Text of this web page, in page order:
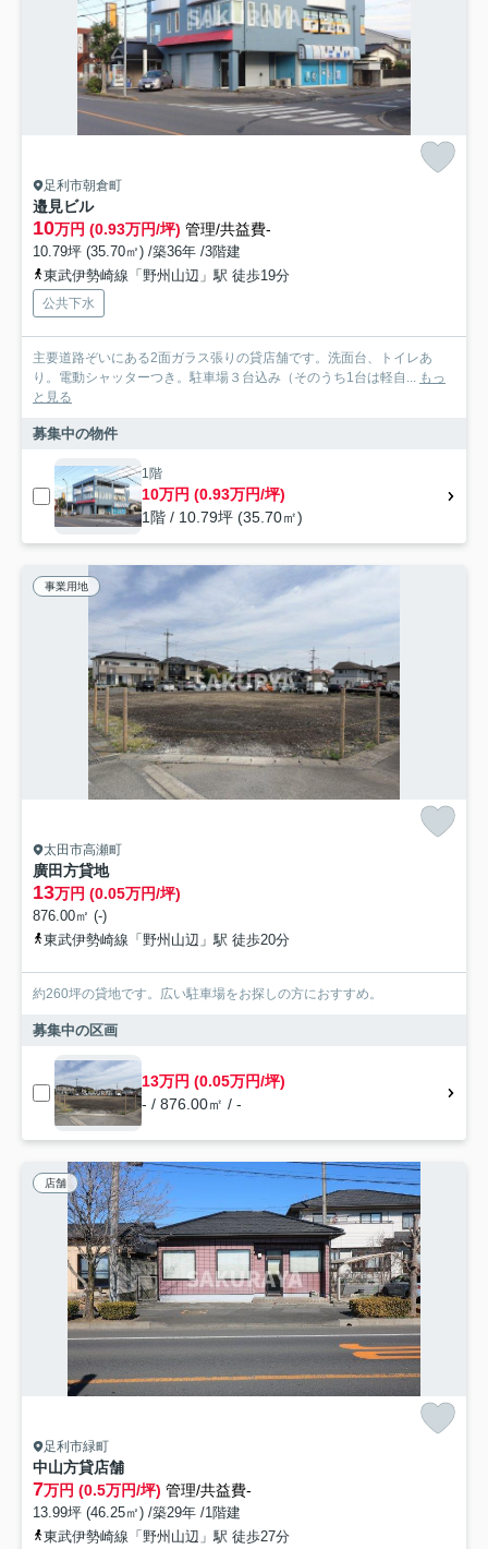
足利市朝倉町
邉見ビル
10万円 (0.93万円/坪) 管理/共益費-
10.79坪 (35.70㎡) /築36年 /3階建
東武伊勢崎線「野州山辺」駅 徒歩19分
公共下水
主要道路ぞいにある2面ガラス張りの貸店舗です。洗面台、トイレあ
り。電動シャッターつき。駐車場３台込み（そのうち1台は軽自... もっ
と見る
募集中の物件
1階
10万円 (0.93万円/坪)
1階 / 10.79坪 (35.70㎡)
事業用地
太田市高瀬町
廣田方貸地
13万円 (0.05万円/坪)
876.00㎡ (-)
東武伊勢崎線「野州山辺」駅 徒歩20分
約260坪の貸地です。広い駐車場をお探しの方におすすめ。
募集中の区画
13万円 (0.05万円/坪)
- / 876.00㎡ / -
店舗
足利市緑町
中山方貸店舗
7万円 (0.5万円/坪) 管理/共益費-
13.99坪 (46.25㎡) /築29年 /1階建
東武伊勢崎線「野州山辺」駅 徒歩27分